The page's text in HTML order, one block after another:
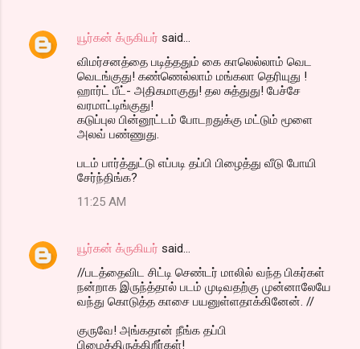
யூர்கன் க்ருகியர் said…
விமர்சனத்தை படித்ததும் கை காலெல்லாம் வெட
வெடங்குது! கண்ணெல்லாம் மங்கலா தெரியுது !
ஹார்ட் பீட்- அதிகமாகுது! தல சுத்துது! பேச்சே
வரமாட்டிங்குது!
கடுப்புல பின்னூட்டம் போடறதுக்கு மட்டும் மூளை
அலவ் பண்ணுது.
படம் பார்த்துட்டு எப்படி தப்பி பிழைத்து வீடு போயி
சேர்ந்திங்க?
11:25 AM
யூர்கன் க்ருகியர் said…
//படத்தைவிட சிட்டி செண்டர் மாலில் வந்த பிகர்கள்
நன்றாக இருந்த்தால் படம் முடிவதற்கு முன்னாலேயே
வந்து கொடுத்த காசை பயனுள்ளதாக்கினேன். //
குருவே! அங்கதான் நீங்க தப்பி
பிழைத்திருக்கிறீர்கள்!